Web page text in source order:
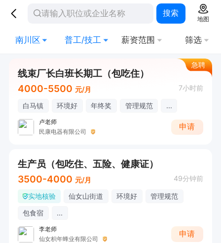
搜索
地图
南川区 普工/技工 薪资范围 筛选
急聘
线束厂长白班长期工（包吃住）
4000-5500 元/月 7小时前
白马镇 环境好 年终奖 管理规范 ...
卢老师
民康电器有限公司
申请
生产员（包吃住、五险、健康证）
3500-4000 元/月 49分钟前
实地核验 仙女山街道 环境好
管理规范
包食宿
...
李老师
仙女枳年蜂业有限公司
申请